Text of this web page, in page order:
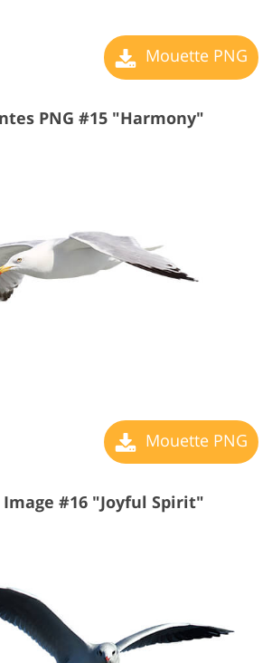
Mouette PNG
PNG #15 "Harmony"
Mouette PNG
#16 "Joyful Spirit"